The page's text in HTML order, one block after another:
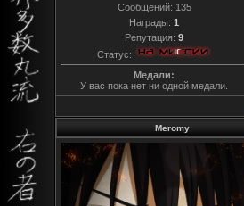
Сообщений: 135
Награды: 1
Репутация: 9
Статус:
Медали:
У вас пока нет ни одной медали.
Meromy